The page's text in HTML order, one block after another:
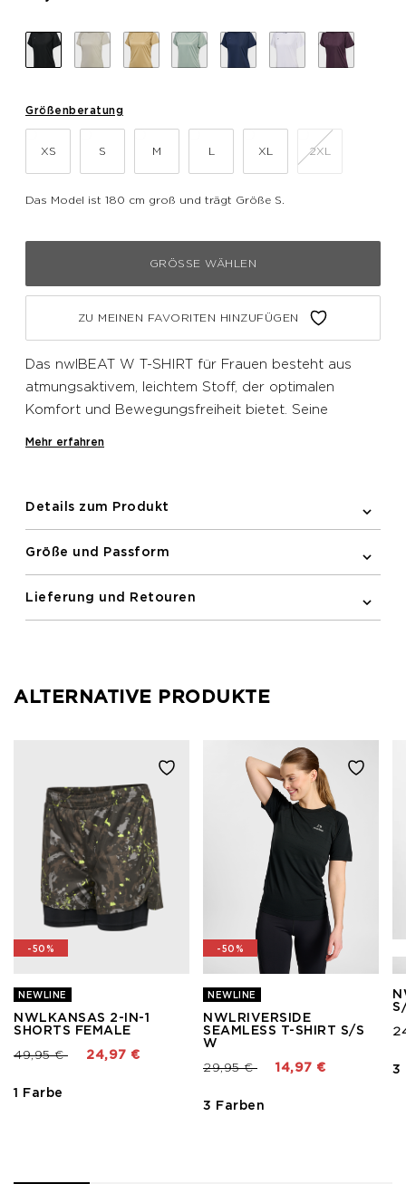
Größenberatung
XS S M L XL 2XL
Das Model ist 180 cm groß und trägt Größe S.
GRÖSSE WÄHLEN
ZU MEINEN FAVORITEN HINZUFÜGEN
Das nwlBEAT W T-SHIRT für Frauen besteht aus
atmungsaktivem, leichtem Stoff, der optimalen
Komfort und Bewegungsfreiheit bietet. Seine
Mehr erfahren
Details zum Produkt
Größe und Passform
Lieferung und Retouren
ALTERNATIVE PRODUKTE
-50%
NEWLINE
NWLKANSAS 2-IN-1
SHORTS FEMALE
Preis reduziert von
49,95 €bis 24,97 €
1 Farbe
-50%
NEWLINE
NWLRIVERSIDE
SEAMLESS T-SHIRT S/S
W
Preis reduziert von
29,95 €bis 14,97 €
3 Farben
3